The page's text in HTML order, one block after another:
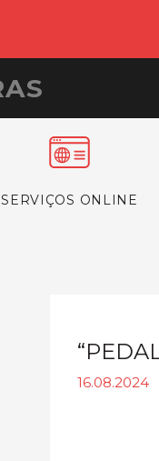
SERVIÇOS ONLINE
16.08.2024